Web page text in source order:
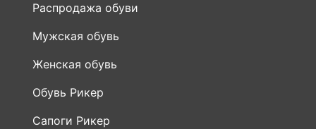
Распродажа обуви
Мужская обувь
Женская обувь
Обувь Рикер
Сапоги Рикер